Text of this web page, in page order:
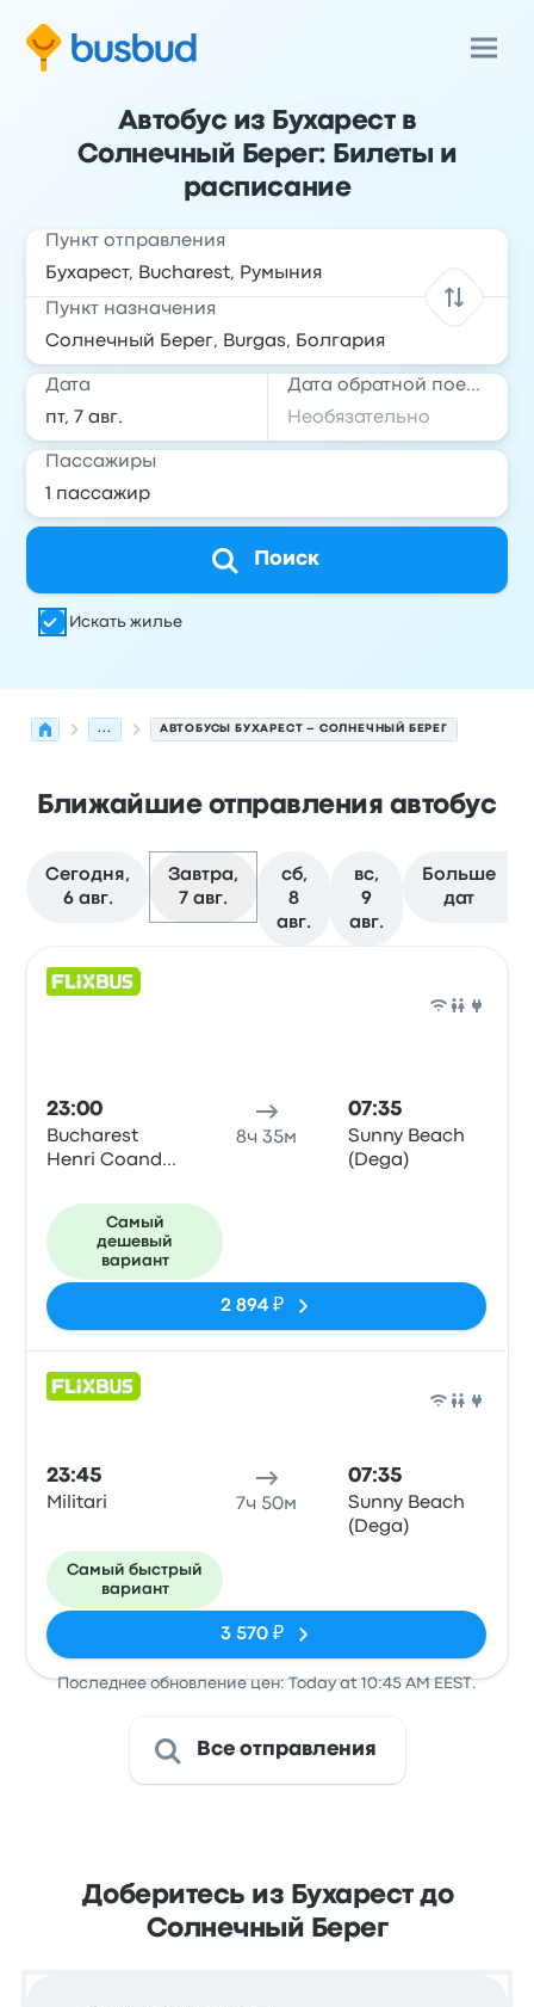
Автобус из Бухарест в
Солнечный Берег: Билеты и
расписание
Пункт отправления
Пункт назначения
Дата Дата обратной поездки
Пассажиры
Поиск
Искать жилье
... АВТОБУСЫ БУХАРЕСТ – СОЛНЕЧНЫЙ БЕРЕГ
Ближайшие отправления автобус
Сегодня,
6 авг.
Завтра,
7 авг.
сб,
8
авг.
вс,
9
авг.
Больше
дат
23:00
Bucharest
Henri Coanda
8ч 35м
07:35
Sunny Beach
(Dega)
Самый
дешевый
вариант
2 894 ₽
23:45
Militari 7ч 50м
07:35
Sunny Beach
(Dega)
Самый быстрый
вариант
3 570 ₽
Последнее обновление цен: Today at 10:45 AM EEST.
Все отправления
Доберитесь из Бухарест до
Солнечный Берег